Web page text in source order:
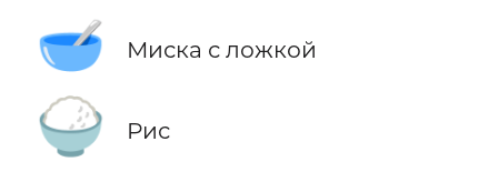
🥣 Миска с ложкой
🍚 Рис